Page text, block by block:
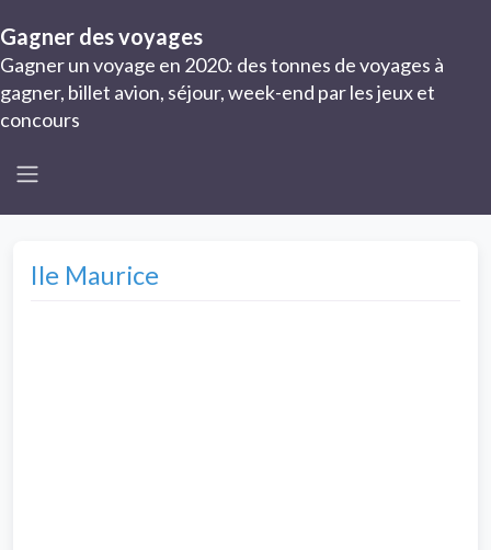
Gagner des voyages
Gagner un voyage en 2020: des tonnes de voyages à
gagner, billet avion, séjour, week-end par les jeux et
concours
Ile Maurice